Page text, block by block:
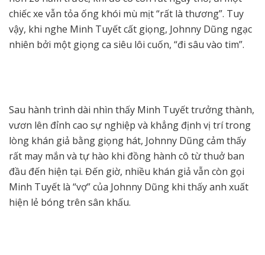
chiếc xe vẫn tỏa ống khói mù mịt “rất là thương”. Tuy
vậy, khi nghe Minh Tuyết cất giọng, Johnny Dũng ngạc
nhiên bởi một giọng ca siêu lôi cuốn, “đi sâu vào tim”.
Sau hành trình dài nhìn thấy Minh Tuyết trưởng thành,
vươn lên đỉnh cao sự nghiệp và khẳng định vị trí trong
lòng khán giả bằng giọng hát, Johnny Dũng cảm thấy
rất may mắn và tự hào khi đồng hành cô từ thuở ban
đầu đến hiện tại. Đến giờ, nhiều khán giả vẫn còn gọi
Minh Tuyết là “vợ” của Johnny Dũng khi thấy anh xuất
hiện lẻ bóng trên sân khấu.